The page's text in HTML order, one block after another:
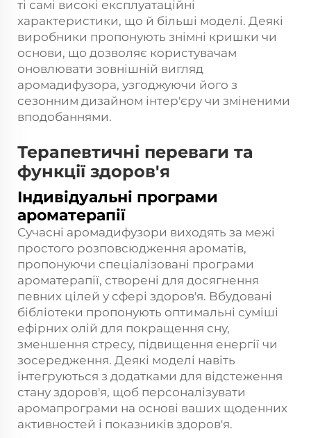
ті самі високі експлуатаційні
характеристики, що й більші моделі. Деякі
виробники пропонують знімні кришки чи
основи, що дозволяє користувачам
оновлювати зовнішній вигляд
аромадифузора, узгоджуючи його з
сезонним дизайном інтер'єру чи зміненими
вподобаннями.
Терапевтичні переваги та
функції здоров'я
Індивідуальні програми
ароматерапії
Сучасні аромадифузори виходять за межі
простого розповсюдження ароматів,
пропонуючи спеціалізовані програми
ароматерапії, створені для досягнення
певних цілей у сфері здоров'я. Вбудовані
бібліотеки пропонують оптимальні суміші
ефірних олій для покращення сну,
зменшення стресу, підвищення енергії чи
зосередження. Деякі моделі навіть
інтегруються з додатками для відстеження
стану здоров'я, щоб персоналізувати
аромапрограми на основі ваших щоденних
активностей і показників здоров'я.